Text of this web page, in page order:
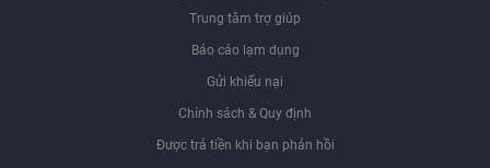
Trung tâm trợ giúp
Báo cáo lạm dụng
Gửi khiếu nại
Chính sách & Quy định
Được trả tiền khi bạn phản hồi